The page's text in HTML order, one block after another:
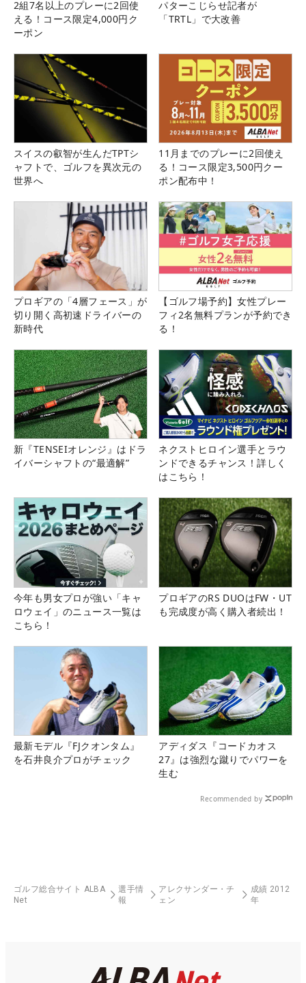
2組7名以上のプレーに2回使
える！コース限定4,000円ク
ーポン
パターこじらせ記者が
「TRTL」で大改善
スイスの叡智が生んだTPTシ
ャフトで、ゴルフを異次元の
世界へ
11月までのプレーに2回使え
る！コース限定3,500円クー
ポン配布中！
プロギアの「4層フェース」が
切り開く高初速ドライバーの
新時代
【ゴルフ場予約】女性プレー
フィ2名無料プランが予約でき
る！
新『TENSEIオレンジ』はドラ
イバーシャフトの“最適解”
ネクストヒロイン選手とラウ
ンドできるチャンス！詳しく
はこちら！
今年も男女プロが強い「キャ
ロウェイ」のニュース一覧は
こちら！
プロギアのRS DUOはFW・UT
も完成度が高く購入者続出！
最新モデル『FJクオンタム』
を石井良介プロがチェック
アディダス『コードカオス
27』は強烈な蹴りでパワーを
生む
Recommended by
ゴルフ総合サイト ALBA
Net
選手情
報
アレクサンダー・チ
ェン
成績 2012
年